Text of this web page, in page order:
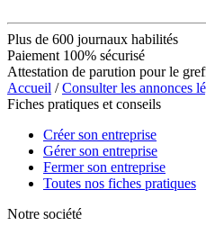
Plus de 600 journaux habilités
Paiement 100% sécurisé
Attestation de parution pour le
Accueil /Consulter les annonces
Fiches pratiques et conseils
Créer son entreprise
Gérer son entreprise
Fermer son entreprise
Toutes nos fiches pratiques
Notre société